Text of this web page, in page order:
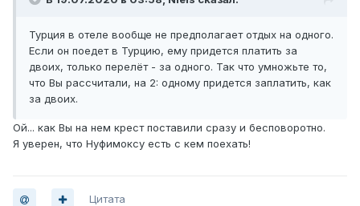
Турция в отеле вообще не предполагает отдых на одного.
Если он поедет в Турцию, ему придется платить за
двоих, только перелёт - за одного. Так что умножьте то,
что Вы рассчитали, на 2: одному придется заплатить, как
за двоих.
Ой... как Вы на нем крест поставили сразу и бесповоротно.
Я уверен, что Нуфимоксу есть с кем поехать!
Цитата